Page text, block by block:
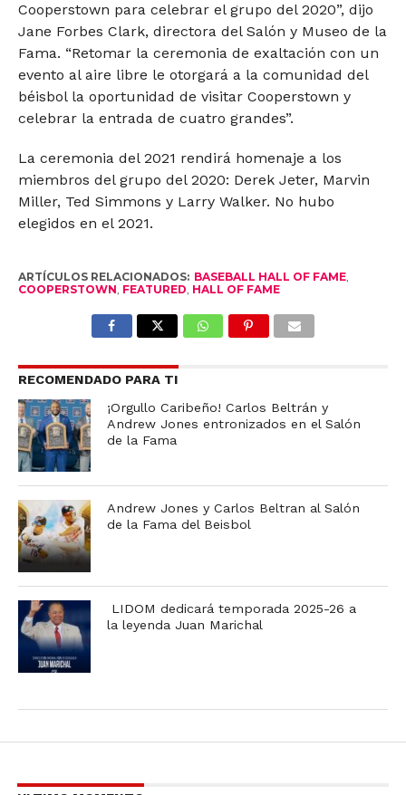
Cooperstown para celebrar el grupo del 2020”, dijo
Jane Forbes Clark, directora del Salón y Museo de la
Fama. “Retomar la ceremonia de exaltación con un
evento al aire libre le otorgará a la comunidad del
béisbol la oportunidad de visitar Cooperstown y
celebrar la entrada de cuatro grandes”.
La ceremonia del 2021 rendirá homenaje a los
miembros del grupo del 2020: Derek Jeter, Marvin
Miller, Ted Simmons y Larry Walker. No hubo
elegidos en el 2021.
ARTÍCULOS RELACIONADOS: BASEBALL HALL OF FAME,
COOPERSTOWN, FEATURED, HALL OF FAME
RECOMENDADO PARA TI
¡Orgullo Caribeño! Carlos Beltrán y
Andrew Jones entronizados en el Salón
de la Fama
Andrew Jones y Carlos Beltran al Salón
de la Fama del Beisbol
LIDOM dedicará temporada 2025-26 a
la leyenda Juan Marichal